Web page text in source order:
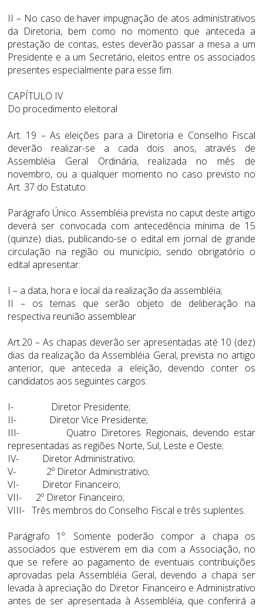
II – No caso de haver impugnação de atos administrativos
da Diretoria, bem como no momento que anteceda a
prestação de contas, estes deverão passar a mesa a um
Presidente e a um Secretário, eleitos entre os associados
presentes especialmente para esse fim.
CAPÍTULO IV
Do procedimento eleitoral
Art. 19 – As eleições para a Diretoria e Conselho Fiscal
deverão realizar-se a cada dois anos, através de
Assembléia Geral Ordinária, realizada no mês de
novembro, ou a qualquer momento no caso previsto no
Art. 37 do Estatuto.
Parágrafo Único. Assembléia prevista no caput deste artigo
deverá ser convocada com antecedência mínima de 15
(quinze) dias, publicando-se o edital em jornal de grande
circulação na região ou município, sendo obrigatório o
edital apresentar:
I – a data, hora e local da realização da assembléia;
II – os temas que serão objeto de deliberação na
respectiva reunião assemblear
Art.20 – As chapas deverão ser apresentadas até 10 (dez)
dias da realização da Assembléia Geral, prevista no artigo
anterior, que anteceda a eleição, devendo conter os
candidatos aos seguintes cargos:
I- Diretor Presidente;
II- Diretor Vice Presidente;
III- Quatro Diretores Regionais, devendo estar
representadas as regiões Norte, Sul, Leste e Oeste;
IV- Diretor Administrativo;
V- 2º Diretor Administrativo;
VI- Diretor Financeiro;
VII- 2º Diretor Financeiro;
VIII- Três membros do Conselho Fiscal e três suplentes.
Parágrafo 1º: Somente poderão compor a chapa os
associados que estiverem em dia com a Associação, no
que se refere ao pagamento de eventuais contribuições
aprovadas pela Assembléia Geral, devendo a chapa ser
levada à apreciação do Diretor Financeiro e Administrativo
antes de ser apresentada à Assembléia, que conferirá a